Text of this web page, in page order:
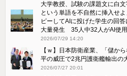
大学教授、試験の課題文に白
という単語を不自然に挿入せ
ピーしてAIに投げた学生の回
大量発生 35人中32人がAI使用
2026/07/29 14:20
【ｗ】日本防衛産業、「儲か
平の威圧で2兆円護衛艦輸出の
2026/07/27 20:01